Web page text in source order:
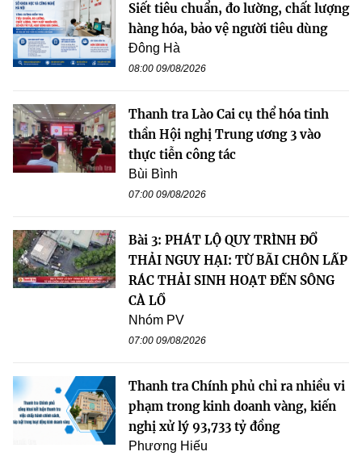
Siết tiêu chuẩn, đo lường, chất lượng
hàng hóa, bảo vệ người tiêu dùng
Đông Hà
08:00 09/08/2026
Thanh tra Lào Cai cụ thể hóa tinh
thần Hội nghị Trung ương 3 vào
thực tiễn công tác
Bùi Bình
07:00 09/08/2026
Bài 3: PHÁT LỘ QUY TRÌNH ĐỔ
THẢI NGUY HẠI: TỪ BÃI CHÔN LẤP
RÁC THẢI SINH HOẠT ĐẾN SÔNG
CÀ LỒ
Nhóm PV
07:00 09/08/2026
Thanh tra Chính phủ chỉ ra nhiều vi
phạm trong kinh doanh vàng, kiến
nghị xử lý 93,733 tỷ đồng
Phương Hiếu